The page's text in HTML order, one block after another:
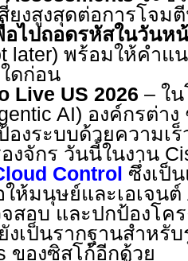
ยงสูงสุดต่อการโจม
อไปถอดรหัสในวันห
later) พร้อมให้คำแ
ดก่อน
Live US 2026 – ใ
AI) องค์กรต่าง
องระบบด้วยความเ
งจักร วันนี้ในงาน
Control ซึ่งเป็
ให้มนุษย์และเอเจนต์
สอบ และปกป้องโค
เป็นรากฐานสำหรั
ของซิสโก้อีกด้วย